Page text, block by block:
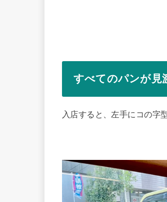
すべてのパンが見
入店すると、左手にコの字